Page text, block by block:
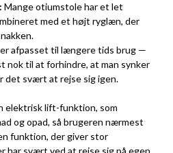
Mange otiumstole har et let
med et højt ryglæn, der
afpasset til længere tids brug —
nok til at forhindre, at man synker
det svært at rejse sig igen.
elektrisk lift-funktion, som
og opad, så brugeren nærmest
funktion, der giver stor
har svært ved at rejse sig på egen